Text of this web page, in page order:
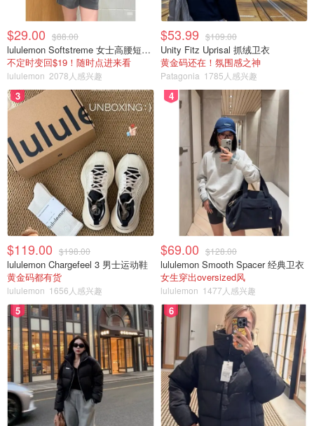
$29.00 $88.00
lululemon Softstreme 女士高腰短裤 10cm
不定时变回$19！随时点进来看
lululemon 2078人感兴趣
$53.99 $109.00
Unity Fitz Uprisal 抓绒卫衣
黄金码还在！氛围感之神
Patagonia 1785人感兴趣
3
$119.00 $198.00
lululemon Chargefeel 3 男士运动鞋
黄金码都有货
lululemon 1656人感兴趣
4
$69.00 $128.00
lululemon Smooth Spacer 经典卫衣
女生穿出oversized风
lululemon 1477人感兴趣
5 6